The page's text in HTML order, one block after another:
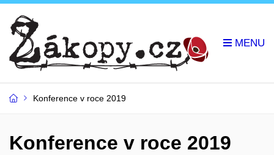
Konference v roce 2019
Konference v roce 2019